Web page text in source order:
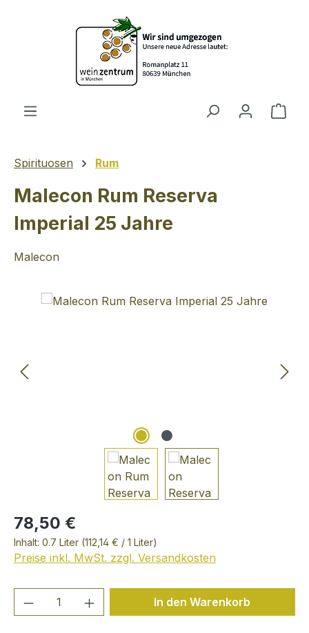
Zum Hauptinhalt springen
Spirituosen Rum
Malecon Rum Reserva
Imperial 25 Jahre
Malecon
Bildergalerie überspringen
78,50 €
Inhalt: 0.7 Liter (112,14 € / 1 Liter)
Preise inkl. MwSt. zzgl. Versandkosten
Produkt Anzahl: Gib denIn den Warenkorb